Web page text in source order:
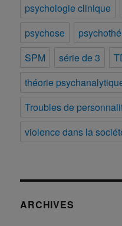
psychologie clinique
psychose
SPM
série de 3
théorie
Troubles de
violence dans la
ARCHIVES